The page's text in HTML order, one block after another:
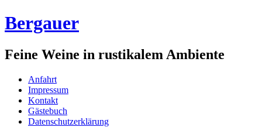
Bergauer
Feine Weine in rustikalem Ambiente
Anfahrt
Impressum
Kontakt
Gästebuch
Datenschutzerklärung